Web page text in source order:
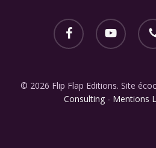
facebook youtube
© 2026 Flip Flap Editions. Site
Consulting - Mentions